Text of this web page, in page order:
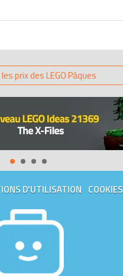
prix des LEGO Pâques
D'UTILISATION COOKIES